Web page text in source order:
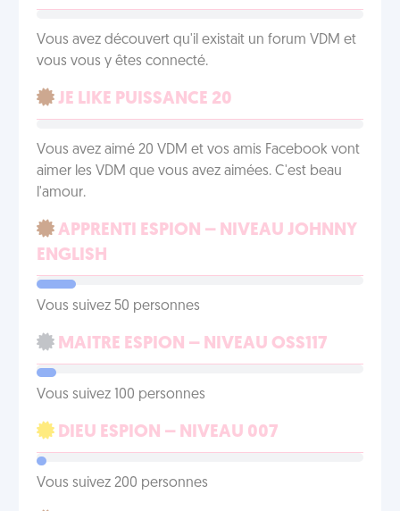
Vous avez découvert qu'il existait un forum VDM et
vous vous y êtes connecté.
JE LIKE PUISSANCE 20
Vous avez aimé 20 VDM et vos amis Facebook vont
aimer les VDM que vous avez aimées. C'est beau
l'amour.
APPRENTI ESPION – NIVEAU JOHNNY
ENGLISH
Vous suivez 50 personnes
MAITRE ESPION – NIVEAU OSS117
Vous suivez 100 personnes
DIEU ESPION – NIVEAU 007
Vous suivez 200 personnes